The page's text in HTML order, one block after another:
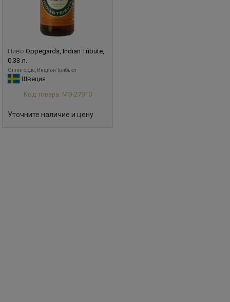
Пиво Oppegards, Indian Tribute,
0.33 л.
Оппигордс, Индиан Трибьют
Швеция
Код товара: МЭ-27910
Уточните наличие и цену